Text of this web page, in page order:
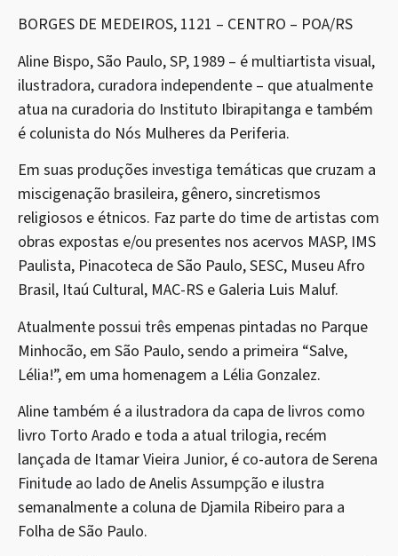
BORGES DE MEDEIROS, 1121 – CENTRO – POA/RS
Aline Bispo, São Paulo, SP, 1989 – é multiartista visual,
ilustradora, curadora independente – que atualmente
atua na curadoria do Instituto Ibirapitanga e também
é colunista do Nós Mulheres da Periferia.
Em suas produções investiga temáticas que cruzam a
miscigenação brasileira, gênero, sincretismos
religiosos e étnicos. Faz parte do time de artistas com
obras expostas e/ou presentes nos acervos MASP, IMS
Paulista, Pinacoteca de São Paulo, SESC, Museu Afro
Brasil, Itaú Cultural, MAC-RS e Galeria Luis Maluf.
Atualmente possui três empenas pintadas no Parque
Minhocão, em São Paulo, sendo a primeira “Salve,
Lélia!”, em uma homenagem a Lélia Gonzalez.
Aline também é a ilustradora da capa de livros como
livro Torto Arado e toda a atual trilogia, recém
lançada de Itamar Vieira Junior, é co-autora de Serena
Finitude ao lado de Anelis Assumpção e ilustra
semanalmente a coluna de Djamila Ribeiro para a
Folha de São Paulo.